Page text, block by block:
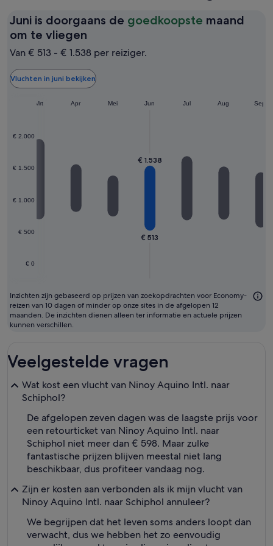
Juni is doorgaans de goedkoopste maand
om te vliegen
is
de
goedkoopste
maand
Van € 513 - € 1.538 per reiziger.
Vluchten in juni bekijken
€ 0
€ 500
€ 1.000
€ 1.500
€ 2.000
Mrt Apr Mei Jun Jul Aug Sept
€ 513
€ 1.538
Inzichten zijn gebaseerd op prijzen van zoekopdrachten voor Economy-
reizen van 10 dagen of minder op onze sites in de afgelopen 12
maanden. De inzichten dienen alleen ter informatie en actuele prijzen
kunnen verschillen.
Veelgestelde vragen
Wat kost een vlucht van Ninoy Aquino Intl. naar
Schiphol?
De afgelopen zeven dagen was de laagste prijs voor
een retourticket van Ninoy Aquino Intl. naar
Schiphol niet meer dan € 598. Maar zulke
fantastische prijzen blijven meestal niet lang
beschikbaar, dus profiteer vandaag nog.
Zijn er kosten aan verbonden als ik mijn vlucht van
Ninoy Aquino Intl. naar Schiphol annuleer?
We begrijpen dat het leven soms anders loopt dan
verwacht, dus we hebben het zo eenvoudig